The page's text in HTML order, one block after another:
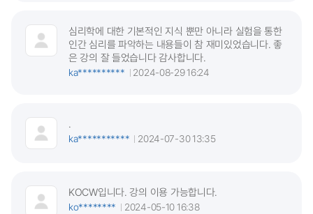
심리학에 대한 기본적인 지식 뿐만 아니라 실험을 통한
인간 심리를 파악하는 내용들이 참 재미있었습니다. 좋
은 강의 잘 들었습니다 감사합니다.
ka**********
2024-08-29 16:24
.
ka***********
2024-07-30 13:35
KOCW입니다. 강의 이용 가능합니다.
ko********
2024-05-10 16:38